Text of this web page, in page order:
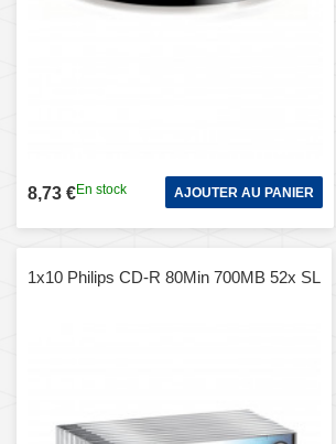
8,73 €En stock AJOUTER AU PANIER
1x10 Philips CD-R 80Min 700MB 52x SL